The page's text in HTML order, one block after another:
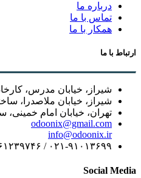
درباره ما
تماس با ما
همکار با ما
ارتباط با ما
شیراز، خیابان مدرس،
شیراز، خیابان ملاصدرا،
تهران، خیابان امام خمینی،
odoonix@gmail.com
info@odoonix.ir
۰۲۱-۹۱۰۱۳۶۹۹ / ۰۹۹۶۱۲۳۹۷۴۶ / ۰۹۱۰۱۹۸۱۷۱۳-۱۴
Social Media